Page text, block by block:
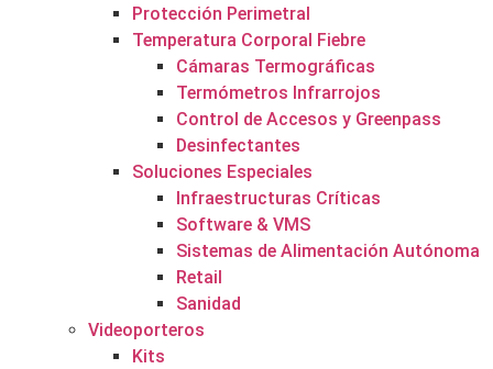
Protección Perimetral
Temperatura Corporal Fiebre
Cámaras Termográficas
Termómetros Infrarrojos
Control de Accesos y Greenpass
Desinfectantes
Soluciones Especiales
Infraestructuras Críticas
Software & VMS
Sistemas de Alimentación Autónoma
Retail
Sanidad
Videoporteros
Kits